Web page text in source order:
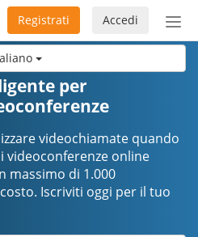
Accedi
Registrati
per
videochiamate quando
videoconferenze online
massimo di 1.000
Iscriviti oggi per il tuo